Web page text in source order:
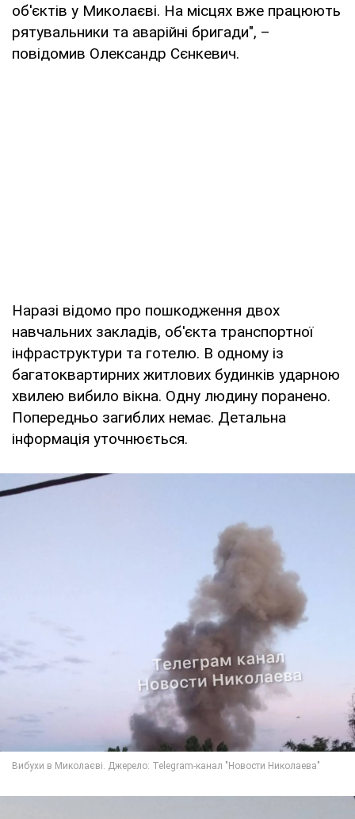
об'єктів у Миколаєві. На місцях вже працюють
рятувальники та аварійні бригади", –
повідомив Олександр Сєнкевич.
Наразі відомо про пошкодження двох
навчальних закладів, об'єкта транспортної
інфраструктури та готелю. В одному із
багатоквартирних житлових будинків ударною
хвилею вибило вікна. Одну людину поранено.
Попередньо загиблих немає. Детальна
інформація уточнюється.